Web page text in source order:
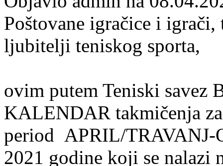
Poštovane igračice i
ljubitelji teniskog sporta,
ovim putem Teniski savez
KALENDAR takmičenja
period APRIL/TRAVANJ-
2021 godine koji se nalazi